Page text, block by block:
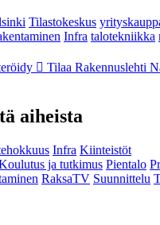
Tilastokeskus
Infra talotekniikka
Tilaa Rakennuslehti
aiheista
Infra Kiinteistöt
ja tutkimus Pientalo
RaksaTV Suunnittelu